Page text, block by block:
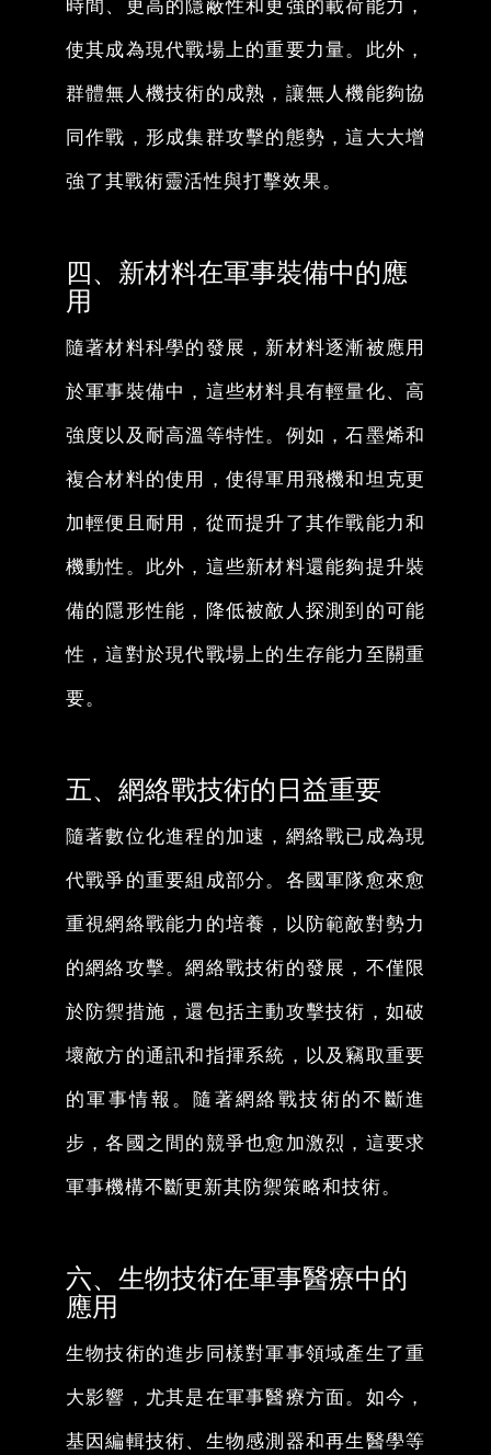
時間、更高的隱蔽性和更強的載荷能力，
使其成為現代戰場上的重要力量。此外，
群體無人機技術的成熟，讓無人機能夠協
同作戰，形成集群攻擊的態勢，這大大增
強了其戰術靈活性與打擊效果。
四、新材料在軍事裝備中的應
用
隨著材料科學的發展，新材料逐漸被應用
於軍事裝備中，這些材料具有輕量化、高
強度以及耐高溫等特性。例如，石墨烯和
複合材料的使用，使得軍用飛機和坦克更
加輕便且耐用，從而提升了其作戰能力和
機動性。此外，這些新材料還能夠提升裝
備的隱形性能，降低被敵人探測到的可能
性，這對於現代戰場上的生存能力至關重
要。
五、網絡戰技術的日益重要
隨著數位化進程的加速，網絡戰已成為現
代戰爭的重要組成部分。各國軍隊愈來愈
重視網絡戰能力的培養，以防範敵對勢力
的網絡攻擊。網絡戰技術的發展，不僅限
於防禦措施，還包括主動攻擊技術，如破
壞敵方的通訊和指揮系統，以及竊取重要
的軍事情報。隨著網絡戰技術的不斷進
步，各國之間的競爭也愈加激烈，這要求
軍事機構不斷更新其防禦策略和技術。
六、生物技術在軍事醫療中的
應用
生物技術的進步同樣對軍事領域產生了重
大影響，尤其是在軍事醫療方面。如今，
基因編輯技術、生物感測器和再生醫學等